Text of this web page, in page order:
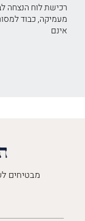
רכישת לוח הנצחה
מעמיקה, כבוד
אינם
מבטיחים